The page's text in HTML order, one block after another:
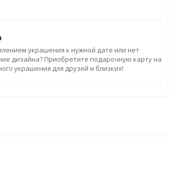
украшения к нужной дате или нет
дизайна? Приобретите подарочную карту на
украшения для друзей и близких!